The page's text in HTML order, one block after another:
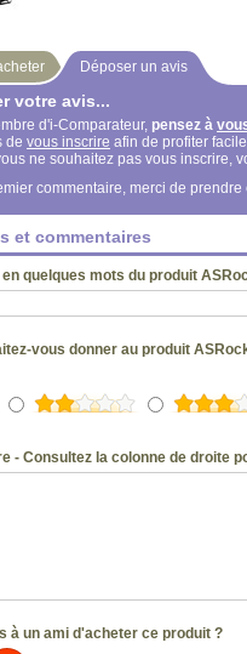
Déposer un avis
votre avis...
d'i-Comparateur, pensez à
de vous inscrire afin de profiter
ne souhaitez pas vous inscrire,
commentaire, merci de
et commentaires
quelques mots du produit
vous donner au produit
- Consultez la colonne de droite
à un ami d'acheter ce produit ?